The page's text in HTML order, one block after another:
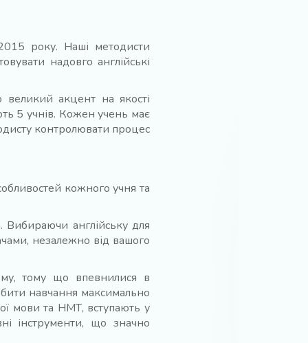
року. Наші методисти
надовго англійські
акцент на якості
5 учнів. Кожен учень має
контролювати процес
кожного учня та
Вибираючи англійську для
незалежно від вашого
тому що впевнилися в
навчання максимально
мови та НМТ, вступають у
інструменти, що значно